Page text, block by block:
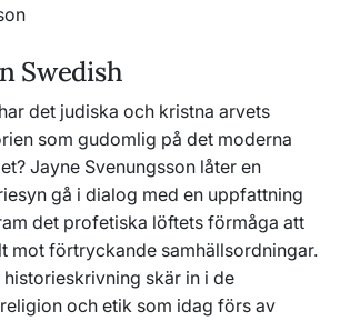
Swedish
det judiska och kristna arvets
som gudomlig på det moderna
Jayne Svenungsson låter en
gå i dialog med en uppfattning
det profetiska löftets förmåga att
mot förtryckande samhällsordningar.
skär in i de
och etik som idag förs av